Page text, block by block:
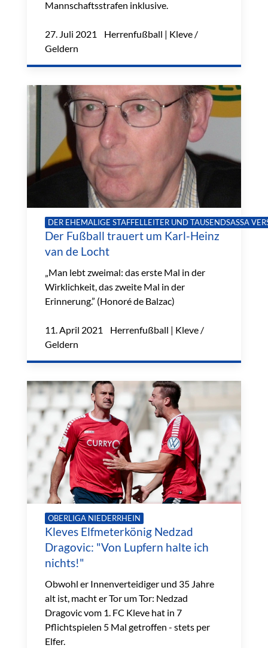
Mannschaftsstrafen inklusive.
27. Juli 2021 Herrenfußball | Kleve /
Geldern
DER EHEMALIGE STAFFELLEITER UND TAUSENDSASSA
Der Fußball trauert um Karl-Heinz
van de Locht
„Man lebt zweimal: das erste Mal in der
Wirklichkeit, das zweite Mal in der
Erinnerung.” (Honoré de Balzac)
11. April 2021 Herrenfußball | Kleve /
Geldern
OBERLIGA NIEDERRHEIN
Kleves Elfmeterkönig Nedzad
Dragovic: "Von Lupfern halte ich
nichts!"
Obwohl er Innenverteidiger und 35 Jahre
alt ist, macht er Tor um Tor: Nedzad
Dragovic vom 1. FC Kleve hat in 7
Pflichtspielen 5 Mal getroffen - stets per
Elfer.